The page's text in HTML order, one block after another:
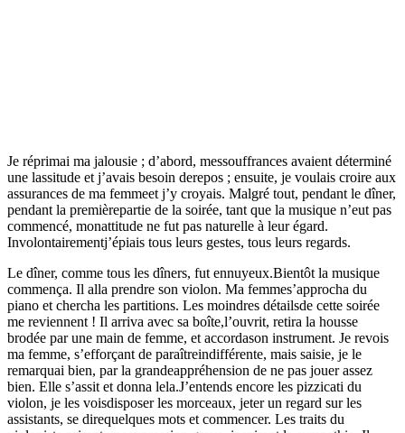
Je réprimai ma jalousie ; d’abord, messouffrances avaient déterminé
une lassitude et j’avais besoin derepos ; ensuite, je voulais croire aux
assurances de ma femmeet j’y croyais. Malgré tout, pendant le dîner,
pendant la premièrepartie de la soirée, tant que la musique n’eut pas
commencé, monattitude ne fut pas naturelle à leur égard.
Involontairementj’épiais tous leurs gestes, tous leurs regards.
Le dîner, comme tous les dîners, fut ennuyeux.Bientôt la musique
commença. Il alla prendre son violon. Ma femmes’approcha du
piano et chercha les partitions. Les moindres détailsde cette soirée
me reviennent ! Il arriva avec sa boîte,l’ouvrit, retira la housse
brodée par une main de femme, et accordason instrument. Je revois
ma femme, s’efforçant de paraîtreindifférente, mais saisie, je le
remarquai bien, par la grandeappréhension de ne pas jouer assez
bien. Elle s’assit et donna lela.J’entends encore les pizzicati du
violon, je les voisdisposer les morceaux, jeter un regard sur les
assistants, se direquelques mots et commencer. Les traits du